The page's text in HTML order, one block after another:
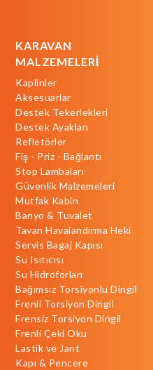
KARAVAN
MALZEMELERİ
Kaplinler
Aksesuarlar
Destek Tekerlekleri
Destek Ayakları
Refletörler
Fiş - Priz - Bağlantı
Stop Lambaları
Güvenlik Malzemeleri
Mutfak Kabin
Banyo & Tuvalet
Tavan Havalandırma Heki
Servis Bagaj Kapısı
Su Isıtıcısı
Su Hidroforları
Bağımsız Torsiyonlu Dingil
Frenli Torsiyon Dingil
Frensiz Torsiyon Dingil
Frenli Çeki Oku
Lastik ve Jant
Kapı & Pencere